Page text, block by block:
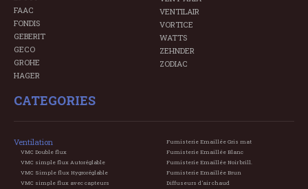
FAAC
FONDIS
GEBERIT
GECO
GROHE
HAGER
VENTILAIR
VORTICE
WATTS
ZEHNDER
ZODIAC
CATEGORIES
Ventilation
VMC Double flux
VMC simple flux Autoréglable
VMC Simple flux Hygroréglable
VMC simple flux avec capteurs
Fumisterie Emaillée Gris mat
Fumisterie Emaillée Blanc
Fumisterie Emaillée Noir brill.
Fumisterie Emaillée Brun
Diffuseurs d'air chaud